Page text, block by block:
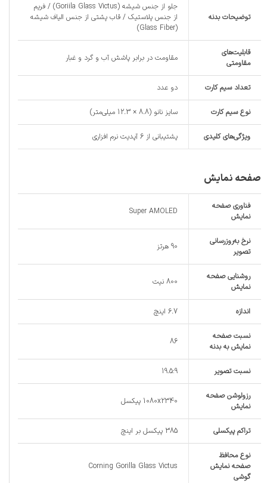
توضیحات بدنه
جلو از جنس شیشه (Goriila Glass Victus) / فریم
از جنس پلاستیک / قاب پشتی از جنس الیاف شیشه‌
(Glass Fiber)
قابلیت‌های
مقاومتی
مقاومت در برابر پاشش آب و گرد و غبار
تعداد سیم کارت دو عدد
نوع سیم کارت سایز نانو (8.8 × 12.3 میلی‌متر)
ویژگی‌های کلیدی پشتیبانی از 6 آپدیت نرم افزاری
صفحه نمایش
فناوری صفحه‌
نمایش
Super AMOLED
نرخ به‌روزرسانی
تصویر
90 هرتز
روشنایی صفحه
نمایش
800 نیت
اندازه 6.7 اینچ
نسبت صفحه‌
نمایش به بدنه
86
نسبت تصویر 19.5:9
رزولوشن صفحه
نمایش
1080x2340 پیکسل
تراکم پیکسلی 385 پیکسل بر اینچ
نوع محافظ
صفحه نمایش
گوشی
Corning Gorilla Glass Victus